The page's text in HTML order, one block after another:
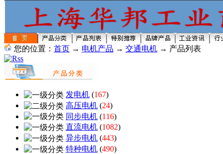
您的位置： 首页 → 电机产品 → 交通电机 → 产品列表
发电机 (167)
高压电机 (24)
同步电机 (116)
直流电机 (1082)
异步电机 (443)
特种电机 (490)